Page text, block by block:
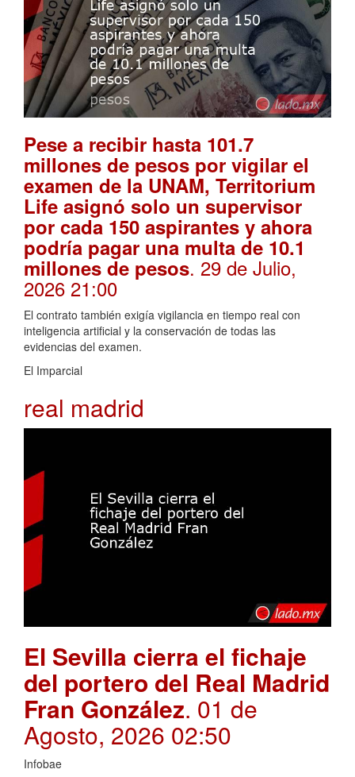
Pese a recibir hasta 101.7
millones de pesos por vigilar el
examen de la UNAM, Territorium
Life asignó solo un supervisor
por cada 150 aspirantes y ahora
podría pagar una multa de 10.1
millones de pesos. 29 de Julio,
2026 21:00
El contrato también exigía vigilancia en tiempo real con
inteligencia artificial y la conservación de todas las
evidencias del examen.
El Imparcial
real madrid
El Sevilla cierra el fichaje
del portero del Real Madrid
Fran González. 01 de
Agosto, 2026 02:50
Infobae